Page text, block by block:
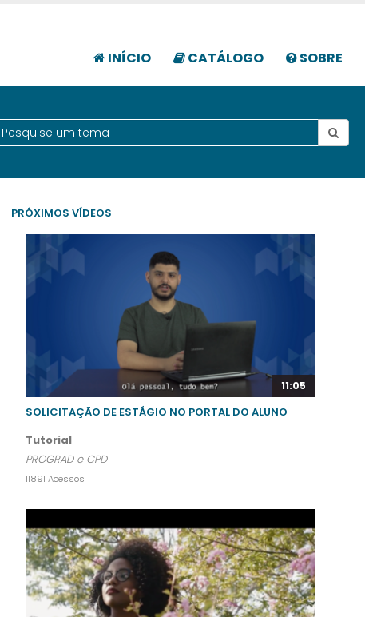
INÍCIO CATÁLOGO SOBRE
PRÓXIMOS VÍDEOS
11:05
SOLICITAÇÃO DE ESTÁGIO NO PORTAL DO ALUNO
Tutorial
PROGRAD e CPD
11891 Acessos